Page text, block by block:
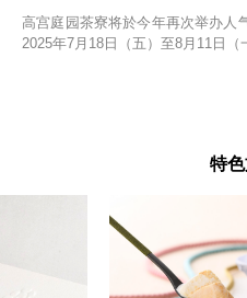
高宫庭园茶寮将於今年再次举办人
2025年7月18日（五）至8月11日（
特